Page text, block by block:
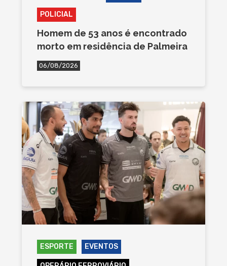
POLICIAL
Homem de 53 anos é encontrado
morto em residência de Palmeira
06/08/2026
ESPORTE EVENTOS